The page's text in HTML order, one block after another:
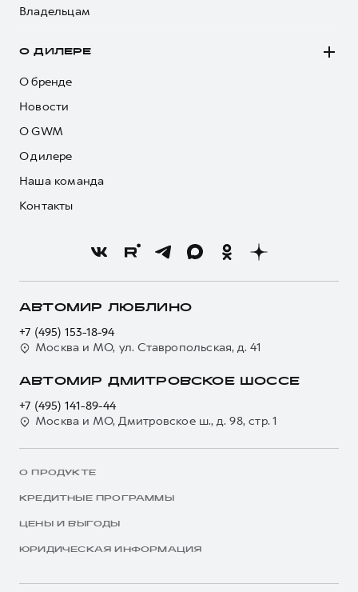
Владельцам
О ДИЛЕРЕ
О бренде
Новости
О GWM
О дилере
Наша команда
Контакты
АВТОМИР ЛЮБЛИНО
+7 (495) 153-18-94
Москва и МО, ул. Ставропольская, д. 41
АВТОМИР ДМИТРОВСКОЕ ШОССЕ
+7 (495) 141-89-44
Москва и МО, Дмитровское ш., д. 98, стр. 1
О ПРОДУКТЕ
КРЕДИТНЫЕ ПРОГРАММЫ
ЦЕНЫ И ВЫГОДЫ
ЮРИДИЧЕСКАЯ ИНФОРМАЦИЯ